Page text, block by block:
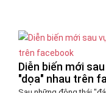
Diễn biến mới
"dọa" nhau trên